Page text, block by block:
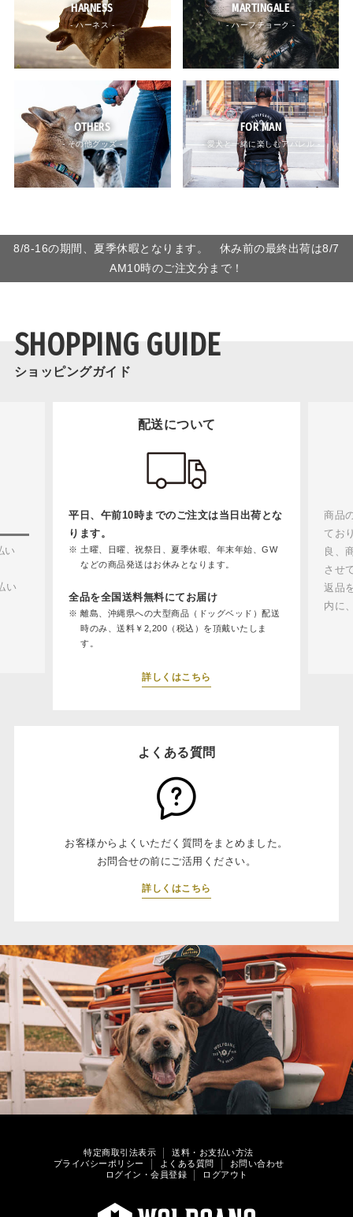
HARNESS
- ハーネス -
MARTINGALE
- ハーフチョーク -
OTHERS
- その他グッズ -
FOR MAN
- 愛犬と一緒に楽しむアパレル -
8/8-16の期間、夏季休暇となります。 休み前の最終出荷は8/7
AM10時のご注文分まで！
SHOPPING GUIDE
ショッピングガイド
い
い
配送について
平日、午前10時までのご注文は当日出荷とな
ります。
土曜、日曜、祝祭日、夏季休暇、年末年始、GW
などの商品発送はお休みとなります。
全品を全国送料無料にてお届け
離島、沖縄県への大型商品（ドッグベッド）配送
時のみ、送料￥2,200（税込）を頂戴いたしま
す。
詳しくはこちら
商品
てお
良、
させ
返品
内に
よくある質問
お客様からよくいただく質問をまとめました。
お問合せの前にご活用ください。
詳しくはこちら
特定商取引法表示
送料・お支払い方法
プライバシーポリシー
よくある質問
お問い合わせ
ログイン・会員登録
ログアウト